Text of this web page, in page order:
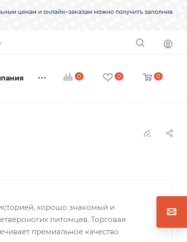
0 0 0
хорошо знакомый и
питомцев. Торговая
премиальное качество